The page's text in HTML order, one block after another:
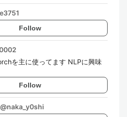
Follow
を主に使ってます NLPに興味
Follow
@naka_y0shi